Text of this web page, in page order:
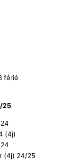
férié
25
(4j)
(4j) 24/25